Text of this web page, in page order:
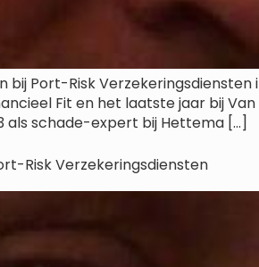
bij Port-Risk
Fit en het laatste jaar bij
als schade-expert bij Hettema […]
Risk Verzekeringsdiensten